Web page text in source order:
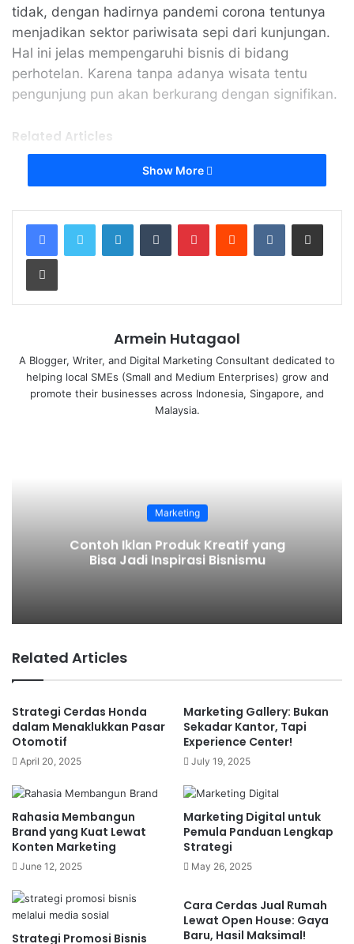
tidak, dengan hadirnya pandemi corona tentunya
menjadikan sektor pariwisata sepi dari kunjungan.
Hal ini jelas mempengaruhi bisnis di bidang
perhotelan. Karena tanpa adanya wisata tentu
pengunjung pun akan berkurang dengan signifikan.
Related Articles
Strategi Digital Marketing untuk Usaha
February 21, 2026
Daftar Isi
Strategi Pemasaran Hotel di Masa Pandemi
Meski demikian, Anda dan para pengusaha lainnya
yang bergelut dalam bidang perhotelan kini tidak
bagaimana caranya? Simaklah penjelasannya
Staycation
Staycation menjadi salah satu program menarik
yang dapat Anda tawarkan bagi para pengguna
hotel atau tamu undangan. Bagi pemilik hotel istilah
staycation sendiri tentunya sudah tidak asing.
Namun bagi Anda yang masih awam dengan istilah
tersebut, cobalah untuk memahami penjelasannya
berikut ini.
Staycation dikenal sebagai kegiatan liburan yang
dilakukan dengan lokasi yang tidak jauh atau masih
Show More
LinkedInTumblr PinterestReddit VKontakteShare via Email
Print
Armein Hutagaol
A Blogger, Writer, and Digital Marketing Consultant dedicated to
helping local SMEs (Small and Medium Enterprises) grow and
promote their businesses across Indonesia, Singapore, and
Malaysia.
Marketing
Contoh Iklan Produk Kreatif yang
Bisa Jadi Inspirasi Bisnismu
Related Articles
Strategi Cerdas Honda
dalam Menaklukkan Pasar
Otomotif
April 20, 2025
Marketing Gallery: Bukan
Sekadar Kantor, Tapi
Experience Center!
July 19, 2025
Rahasia Membangun
Brand yang Kuat Lewat
Konten Marketing
June 12, 2025
Marketing Digital untuk
Pemula Panduan Lengkap
Strategi
May 26, 2025
Strategi Promosi Bisnis
Cara Cerdas Jual Rumah
Lewat Open House: Gaya
Baru, Hasil Maksimal!